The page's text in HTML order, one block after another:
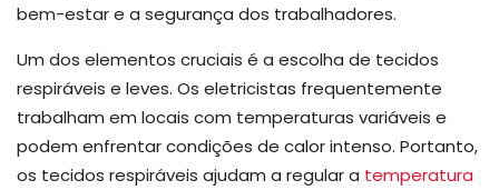
bem-estar e a segurança dos trabalhadores.
Um dos elementos cruciais é a escolha de tecidos
respiráveis ​​e leves. Os eletricistas frequentemente
trabalham em locais com temperaturas variáveis e
podem enfrentar condições de calor intenso. Portanto,
os tecidos respiráveis ​​ajudam a regular a temperatura